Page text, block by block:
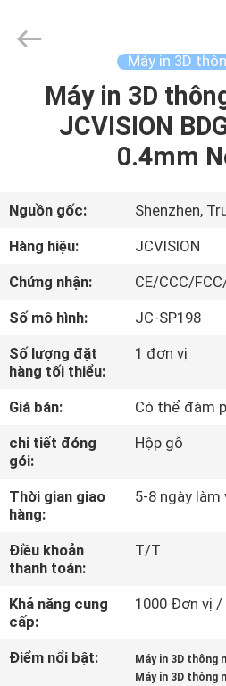
NHÀ
VỀ
CHÚNG
THAM
QUAN
NHÀ
MÁY
KIỂM
SOÁT
CHẤT
LƯỢNG
LIÊN
Shenzhen
Junction
Máy in 3D
Máy in 3D
JCVISION
0.4mm
Nguồn gốc:
Shenzhen,
Hàng hiệu:
JCVISION
Chứng nhận:
CE/CCC/
Số mô hình:
JC-SP198
Số lượng đặt
hàng tối thiểu:
1 đơn vị
Giá bán:
Có thể đàm
chi tiết đóng
gói:
Hộp gỗ
Thời gian giao
hàng:
5-8 ngày làm
Điều khoản
thanh toán:
T/T
Khả năng cung
cấp:
1000 Đơn vị
Điểm nổi bật: Máy in 3D thông
Máy in 3D thông